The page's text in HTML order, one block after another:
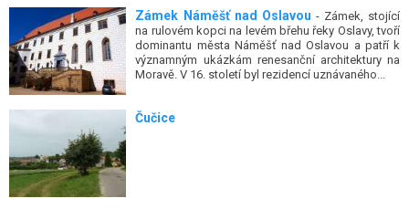
Zámek Náměšť nad Oslavou - Zámek, stojící
na rulovém kopci na levém břehu řeky Oslavy, tvoří
dominantu města Náměšť nad Oslavou a patří k
významným ukázkám renesanční architektury na
Moravě. V 16. století byl rezidencí uznávaného...
Čučice